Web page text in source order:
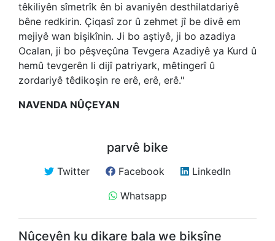
têkiliyên sîmetrîk ên bi avaniyên desthilatdariyê
bêne redkirin. Çiqasî zor û zehmet jî be divê em
mejiyê wan bişikînin. Ji bo aştiyê, ji bo azadiya
Ocalan, ji bo pêşveçûna Tevgera Azadiyê ya Kurd û
hemû tevgerên li dijî patriyark, mêtingerî û
zordariyê têdikoşin re erê, erê, erê."
NAVENDA NÛÇEYAN
parvê bike
Twitter Facebook
LinkedIn
Whatsapp
Nûçeyên ku dikare bala we bikşîne